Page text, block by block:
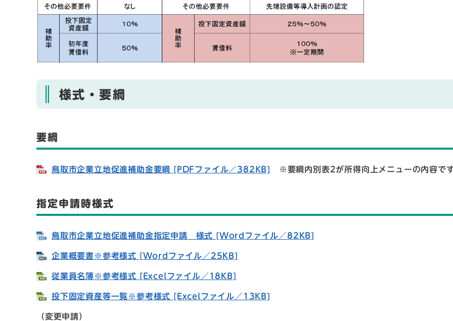
様式・要綱
要綱
鳥取市企業立地促進補助金要綱 [PDFファイル／382KB] ※要綱内別表2が所得向上メニューの内容で
指定申請時様式
鳥取市企業立地促進補助金指定申請 様式 [Wordファイル／82KB]
企業概要書※参考様式 [Wordファイル／25KB]
従業員名簿※参考様式 [Excelファイル／18KB]
投下固定資産等一覧※参考様式 [Excelファイル／13KB]
（変更申請）